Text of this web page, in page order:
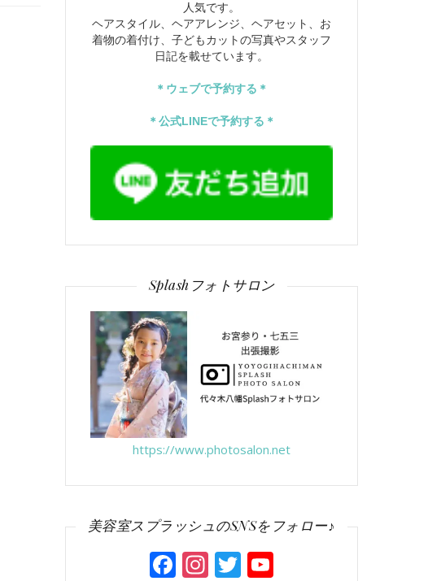
人気です。
ヘアスタイル、ヘアアレンジ、ヘアセット、お
着物の着付け、子どもカットの写真やスタッフ
日記を載せています。
＊ウェブで予約する＊
＊公式LINEで予約する＊
Splashフォトサロン
https://www.photosalon.net
美容室スプラッシュのSNSをフォロー♪
Facebook
Instagram
Twitter